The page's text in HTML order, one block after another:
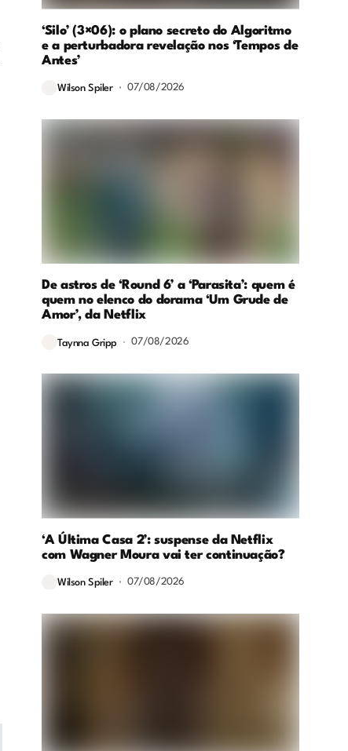
‘Silo’ (3×06): o plano secreto do Algoritmo
e a perturbadora revelação nos ‘Tempos de
Antes’
Wilson Spiler 07/08/2026
De astros de ‘Round 6’ a ‘Parasita’: quem é
quem no elenco do dorama ‘Um Grude de
Amor’, da Netflix
Taynna Gripp 07/08/2026
‘A Última Casa 2’: suspense da Netflix
com Wagner Moura vai ter continuação?
Wilson Spiler 07/08/2026